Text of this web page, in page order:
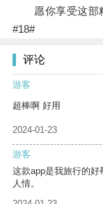
愿你享受这部精
#18#
评论
游客
超棒啊 好用
2024-01-23
游客
这款app是我旅行的
人情。